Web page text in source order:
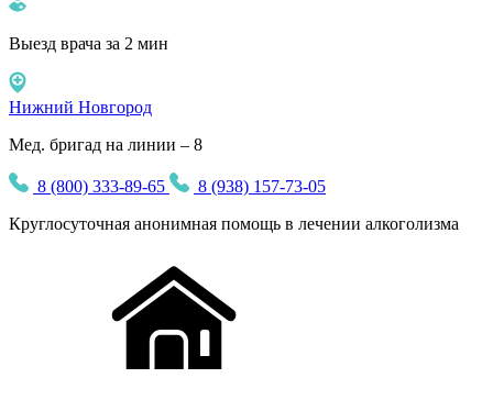
Выезд врача за 2 мин
Нижний Новгород
Мед. бригад на линии – 8
8 (800) 333-89-65
8 (938) 157-73-05
Круглосуточная анонимная помощь в лечении алкоголизма